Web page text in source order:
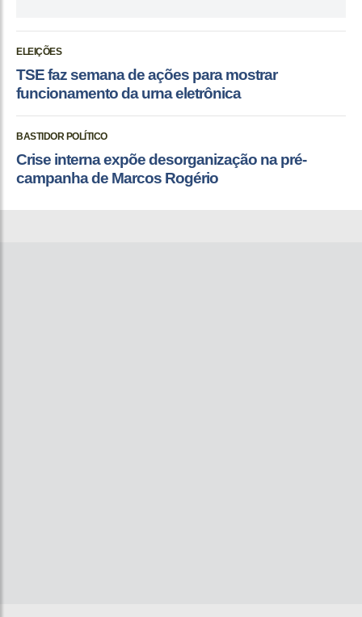
ELEIÇÕES
TSE faz semana de ações para mostrar
funcionamento da urna eletrônica
BASTIDOR POLÍTICO
Crise interna expõe desorganização na pré-
campanha de Marcos Rogério